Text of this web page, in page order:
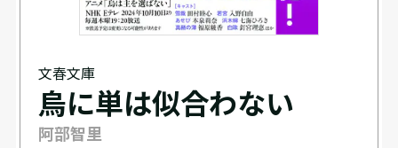
文春文庫
烏に単は似合わない
阿部智里